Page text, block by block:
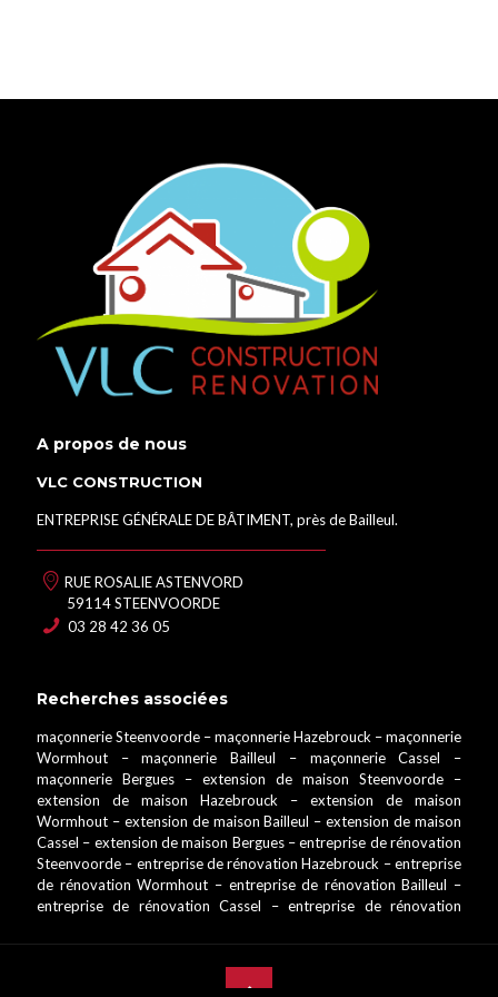
A propos de nous
VLC CONSTRUCTION
ENTREPRISE GÉNÉRALE DE BÂTIMENT, près de Bailleul.
RUE ROSALIE ASTENVORD
59114 STEENVOORDE
03 28 42 36 05
Recherches associées
maçonnerie Steenvoorde –maçonnerie Hazebrouck –maçonnerie
Wormhout –maçonnerie Bailleul – maçonnerie Cassel –
maçonnerie Bergues – extension de maison Steenvoorde –
extension de maison Hazebrouck – extension de maison
Wormhout – extension de maison Bailleul –extension de maison
Cassel – extension de maison Bergues–entreprise de rénovation
Steenvoorde – entreprise de rénovation Hazebrouck –entreprise
de rénovation Wormhout – entreprise de rénovation Bailleul –
entreprise de rénovation Cassel –entreprise de rénovation
intérieur Hazebrouck–aménagement intérieur Wormhout–
aménagement intérieur Bailleul–aménagement intérieur Cassel
aménagement intérieur Bergues–